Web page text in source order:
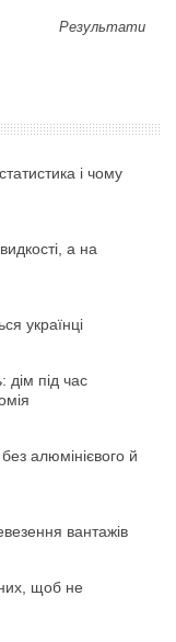
Результати
і чому
а на
українці
дім під час
алюмінієвого й
вантажів
них, щоб не